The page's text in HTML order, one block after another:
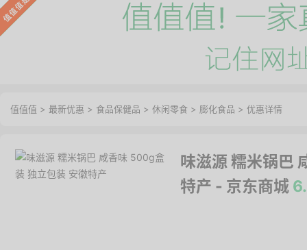
值值值 > 最新优惠 > 食品保健品 > 休闲零食 > 膨化食品 > 优惠详情
味滋源 糯米锅巴
特产 - 京东商城